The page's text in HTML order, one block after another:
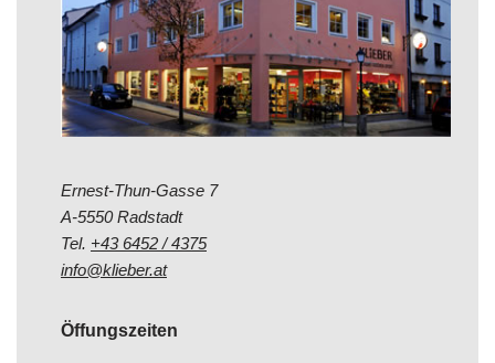
Ernest-Thun-Gasse 7
A-5550 Radstadt
Tel. +43 6452 / 4375
info@klieber.at
Öffungszeiten